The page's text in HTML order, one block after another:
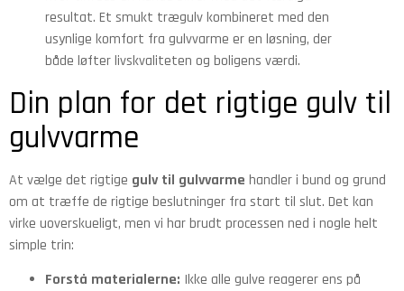
resultat. Et smukt trægulv kombineret med den
usynlige komfort fra gulvvarme er en løsning, der
både løfter livskvaliteten og boligens værdi.
Din plan for det rigtige gulv til
gulvvarme
At vælge det rigtige gulv til gulvvarme handler i bund og grund
om at træffe de rigtige beslutninger fra start til slut. Det kan
virke uoverskueligt, men vi har brudt processen ned i nogle helt
simple trin:
Forstå materialerne: Ikke alle gulve reagerer ens på